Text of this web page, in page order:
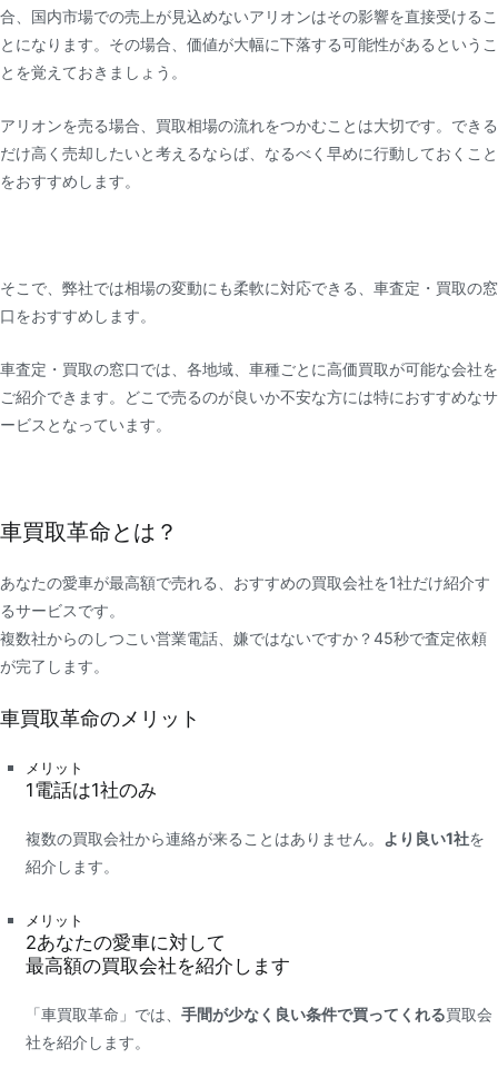
合、国内市場での売上が見込めないアリオンはその影響を直接受けるこ
とになります。その場合、価値が大幅に下落する可能性があるというこ
とを覚えておきましょう。
アリオンを売る場合、買取相場の流れをつかむことは大切です。できる
だけ高く売却したいと考えるならば、なるべく早めに行動しておくこと
をおすすめします。
そこで、弊社では相場の変動にも柔軟に対応できる、車査定・買取の窓
口をおすすめします。
車査定・買取の窓口では、各地域、車種ごとに高価買取が可能な会社を
ご紹介できます。どこで売るのが良いか不安な方には特におすすめなサ
ービスとなっています。
車買取革命とは？
あなたの愛車が最高額で売れる、おすすめの買取会社を1社だけ紹介す
るサービスです。
複数社からのしつこい営業電話、嫌ではないですか？45秒で査定依頼
が完了します。
車買取革命のメリット
メリット
1電話は1社のみ
複数の買取会社から連絡が来ることはありません。 より良い1社を
紹介します。
メリット
2あなたの愛車に対して
最高額の買取会社を紹介します
「車買取革命」では、手間が少なく良い条件で買ってくれる買取会
社を紹介します。